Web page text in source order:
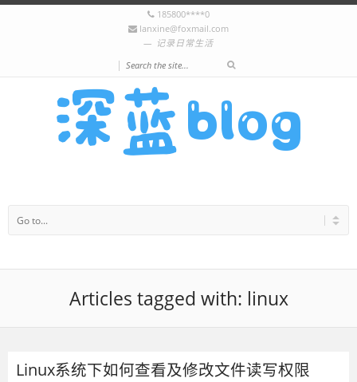
185800****0
lanxine@foxmail.com
记录日常生活
|
Articles tagged with: linux
Linux系统下如何查看及修改文件读写权限